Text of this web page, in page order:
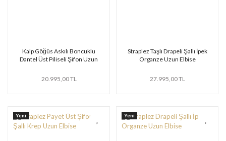
Kalp Göğüs Askılı Boncuklu
Dantel Üst Piliseli Şifon Uzun
20.995,00 TL
Straplez Taşlı Drapeli Şallı İpek
Organze Uzun Elbise
27.995,00 TL
Yeni Yeni